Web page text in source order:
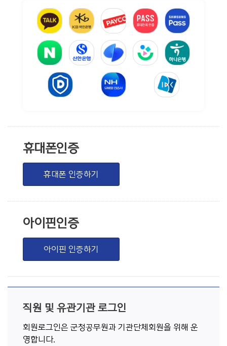
휴대폰인증
휴대폰 인증하기
아이핀인증
아이핀 인증하기
직원 및 유관기관 로그인
회원로그인은 군청공무원과 기관단체회원을 위해 운
영합니다.